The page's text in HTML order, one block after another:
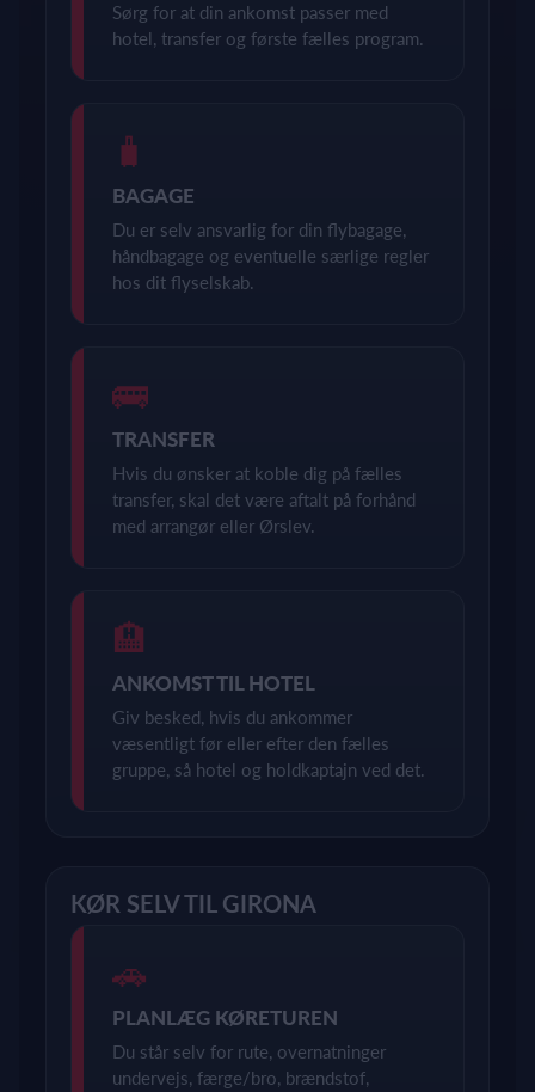
Sørg for at din ankomst passer med
hotel, transfer og første fælles program.
🧳
BAGAGE
Du er selv ansvarlig for din flybagage,
håndbagage og eventuelle særlige regler
hos dit flyselskab.
🚌
TRANSFER
Hvis du ønsker at koble dig på fælles
transfer, skal det være aftalt på forhånd
med arrangør eller Ørslev.
🏨
ANKOMST TIL HOTEL
Giv besked, hvis du ankommer
væsentligt før eller efter den fælles
gruppe, så hotel og holdkaptajn ved det.
KØR SELV TIL GIRONA
🚗
PLANLÆG KØRETUREN
Du står selv for rute, overnatninger
undervejs, færge/bro, brændstof,